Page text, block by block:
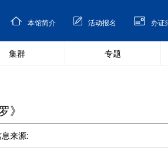
本馆简介 活动报名 办证
集群 专题
》
来源: